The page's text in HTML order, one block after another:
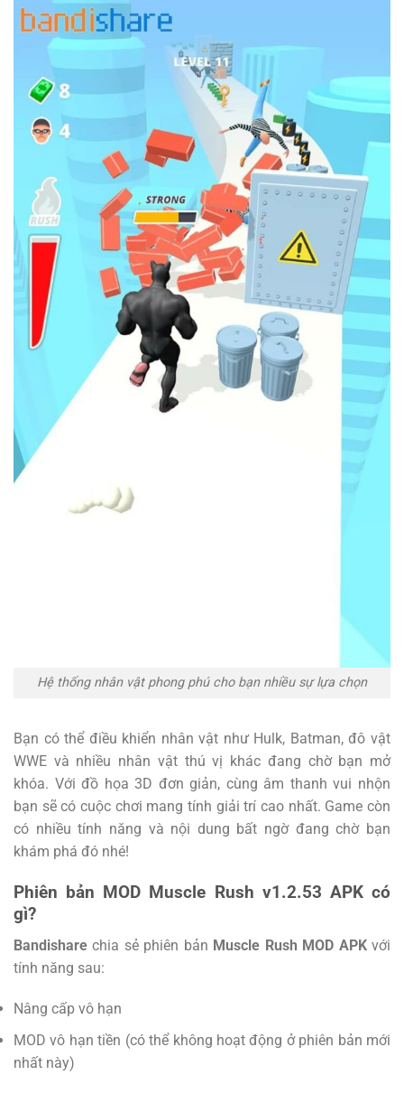
Hệ thống nhân vật phong phú cho bạn nhiều sự lựa chọn
Bạn có thể điều khiển nhân vật như Hulk, Batman, đô vật
WWE và nhiều nhân vật thú vị khác đang chờ bạn mở
khóa. Với đồ họa 3D đơn giản, cùng âm thanh vui nhộn
bạn sẽ có cuộc chơi mang tính giải trí cao nhất. Game còn
có nhiều tính năng và nội dung bất ngờ đang chờ bạn
khám phá đó nhé!
Phiên bản MOD Muscle Rush v1.2.53 APK có
gì?
Bandishare chia sẻ phiên bản Muscle Rush MOD APKvới
tính năng sau:
Nâng cấp vô hạn
MOD vô hạn tiền (có thể không hoạt động ở phiên bản mới
nhất này)